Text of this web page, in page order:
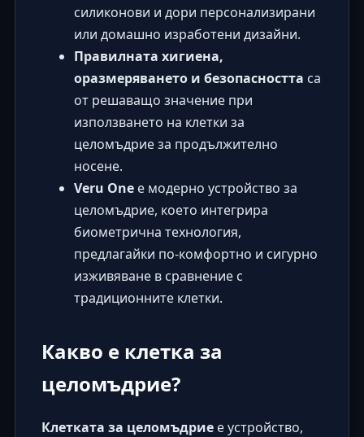
силиконови и дори персонализирани
или домашно изработени дизайни.
Правилната хигиена,
оразмеряването и безопасността са
от решаващо значение при
използването на клетки за
целомъдрие за продължително
носене.
Veru Oneе модерно устройство за
целомъдрие, което интегрира
биометрична технология,
предлагайки по-комфортно и сигурно
изживяване в сравнение с
традиционните клетки.
Какво е клетка за
целомъдрие?
Клетката за целомъдриее устройство,